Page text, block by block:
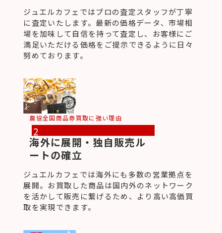
ジュエルカフェではプロの査定スタッフが丁寧
に査定いたします。最新の価格データ、市場相
場を加味して自信を持って査定し、お客様にご
満足いただける価格をご提示できるように日々
努めております。
農協全国商品券買取に強い理由
2
海外に展開・独自販売ル
ートの確立
ジュエルカフェでは海外にも多数の営業拠点を
展開。お買取した商品は国内外のネットワーク
を活かして販売に繋げるため、より高い高価買
取を実現できます。